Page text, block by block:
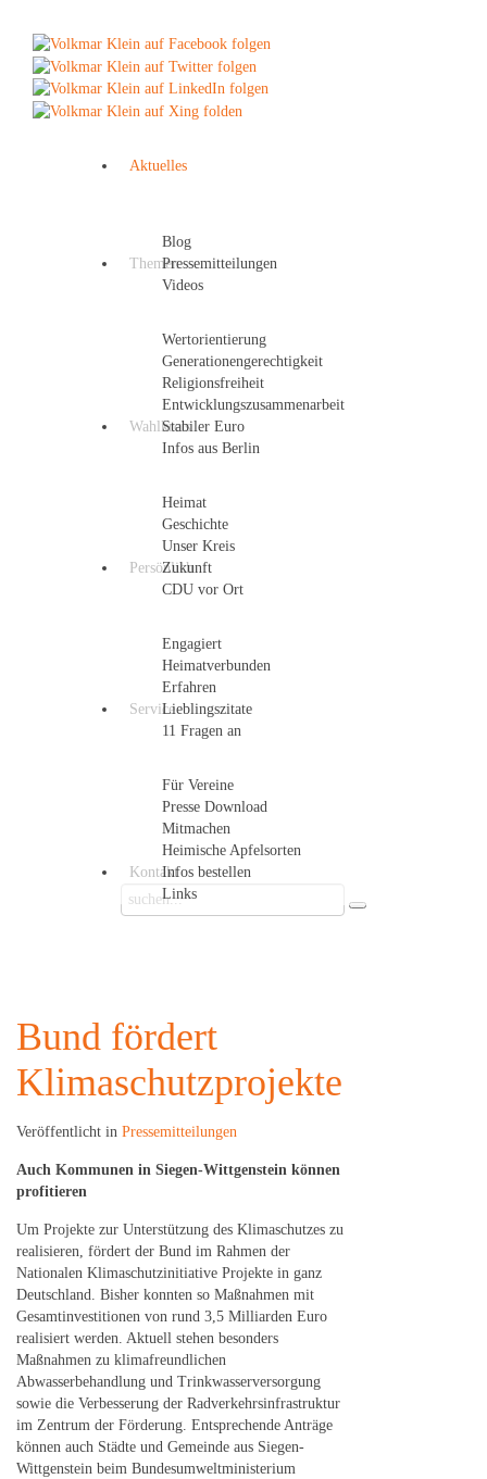
Aktuelles
Blog
Pressemitteilungen
Videos
Themen
Wertorientierung
Generationengerechtigkeit
Religionsfreiheit
Entwicklungszusammenarbeit
Stabiler Euro
Infos aus Berlin
Wahlkreis
Heimat
Geschichte
Unser Kreis
Zukunft
CDU vor Ort
Persönlich
Engagiert
Heimatverbunden
Erfahren
Lieblingszitate
11 Fragen an
Service
Für Vereine
Presse Download
Mitmachen
Heimische Apfelsorten
Infos bestellen
Links
Kontakt
Bund fördert
Klimaschutzprojekte
Veröffentlicht in Pressemitteilungen
Auch Kommunen in Siegen-Wittgenstein können
profitieren
Um Projekte zur Unterstützung des Klimaschutzes zu
realisieren, fördert der Bund im Rahmen der
Nationalen Klimaschutzinitiative Projekte in ganz
Deutschland. Bisher konnten so Maßnahmen mit
Gesamtinvestitionen von rund 3,5 Milliarden Euro
realisiert werden. Aktuell stehen besonders
Maßnahmen zu klimafreundlichen
Abwasserbehandlung und Trinkwasserversorgung
sowie die Verbesserung der Radverkehrsinfrastruktur
im Zentrum der Förderung. Entsprechende Anträge
können auch Städte und Gemeinde aus Siegen-
Wittgenstein beim Bundesumweltministerium